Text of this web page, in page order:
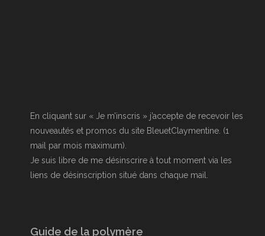
En cliquant sur « Je m’inscris » j’accepte de recevoir les
nouveautés et promos du site BleuetClaymentine. (1
mail par mois maximum).
Je suis libre de me désinscrire à tout moment via les
liens de désinscription situé dans chaque mail.
Guide de la polymère